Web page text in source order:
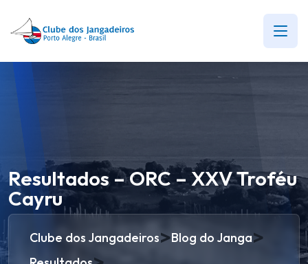
Resultados – ORC – XXV Troféu
Cayru
Clube dos Jangadeiros>Blog do Janga>